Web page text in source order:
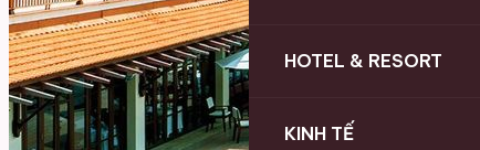
HOTEL & RESORT
KINH TẾ